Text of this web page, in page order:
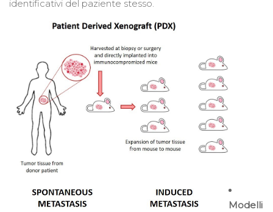
identificativi del paziente stesso.
Modelli